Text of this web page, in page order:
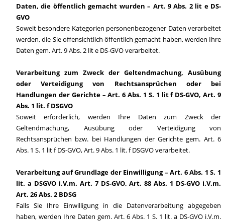
Daten, die öffentlich gemacht wurden – Art. 9 Abs. 2 lit e DS-
GVO
Soweit besondere Kategorien personenbezogener Daten verarbeitet
werden, die Sie offensichtlich öffentlich gemacht haben, werden Ihre
Daten gem. Art. 9 Abs. 2 lit e DS-GVO verarbeitet.
Verarbeitung zum Zweck der Geltendmachung, Ausübung
oder Verteidigung von Rechtsansprüchen oder bei
Handlungen der Gerichte – Art. 6 Abs. 1 S. 1 lit f DS-GVO, Art. 9
Abs. 1 lit. f DSGVO
Soweit erforderlich, werden Ihre Daten zum Zweck der
Geltendmachung, Ausübung oder Verteidigung von
Rechtsansprüchen bzw. bei Handlungen der Gerichte gem. Art. 6
Abs. 1 S. 1 lit f DS-GVO, Art. 9 Abs. 1 lit. f DSGVO verarbeitet.
Verarbeitung auf Grundlage der Einwilligung – Art. 6 Abs. 1 S. 1
lit. a DSGVO i.V.m. Art. 7 DS-GVO, Art. 88 Abs. 1 DS-GVO i.V.m.
Art. 26 Abs. 2 BDSG
Falls Sie Ihre Einwilligung in die Datenverarbeitung abgegeben
haben, werden Ihre Daten gem. Art. 6 Abs. 1 S. 1 lit. a DS-GVO i.V.m.